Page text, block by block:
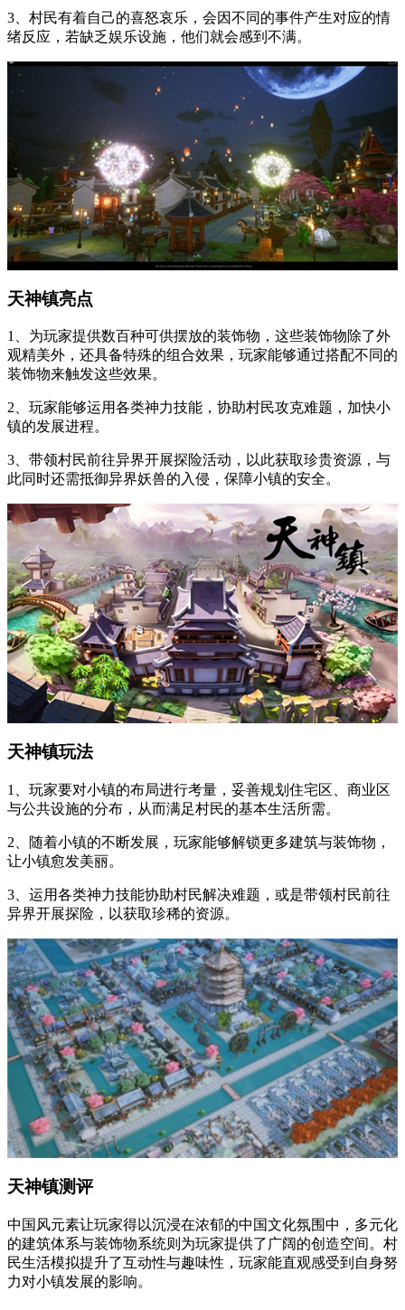
3、村民有着自己的喜怒哀乐，会因不同的事件产生对应的情
绪反应，若缺乏娱乐设施，他们就会感到不满。
天神镇亮点
1、为玩家提供数百种可供摆放的装饰物，这些装饰物除了外
观精美外，还具备特殊的组合效果，玩家能够通过搭配不同的
装饰物来触发这些效果。
2、玩家能够运用各类神力技能，协助村民攻克难题，加快小
镇的发展进程。
3、带领村民前往异界开展探险活动，以此获取珍贵资源，与
此同时还需抵御异界妖兽的入侵，保障小镇的安全。
天神镇玩法
1、玩家要对小镇的布局进行考量，妥善规划住宅区、商业区
与公共设施的分布，从而满足村民的基本生活所需。
2、随着小镇的不断发展，玩家能够解锁更多建筑与装饰物，
让小镇愈发美丽。
3、运用各类神力技能协助村民解决难题，或是带领村民前往
异界开展探险，以获取珍稀的资源。
天神镇测评
中国风元素让玩家得以沉浸在浓郁的中国文化氛围中，多元化
的建筑体系与装饰物系统则为玩家提供了广阔的创造空间。村
民生活模拟提升了互动性与趣味性，玩家能直观感受到自身努
力对小镇发展的影响。